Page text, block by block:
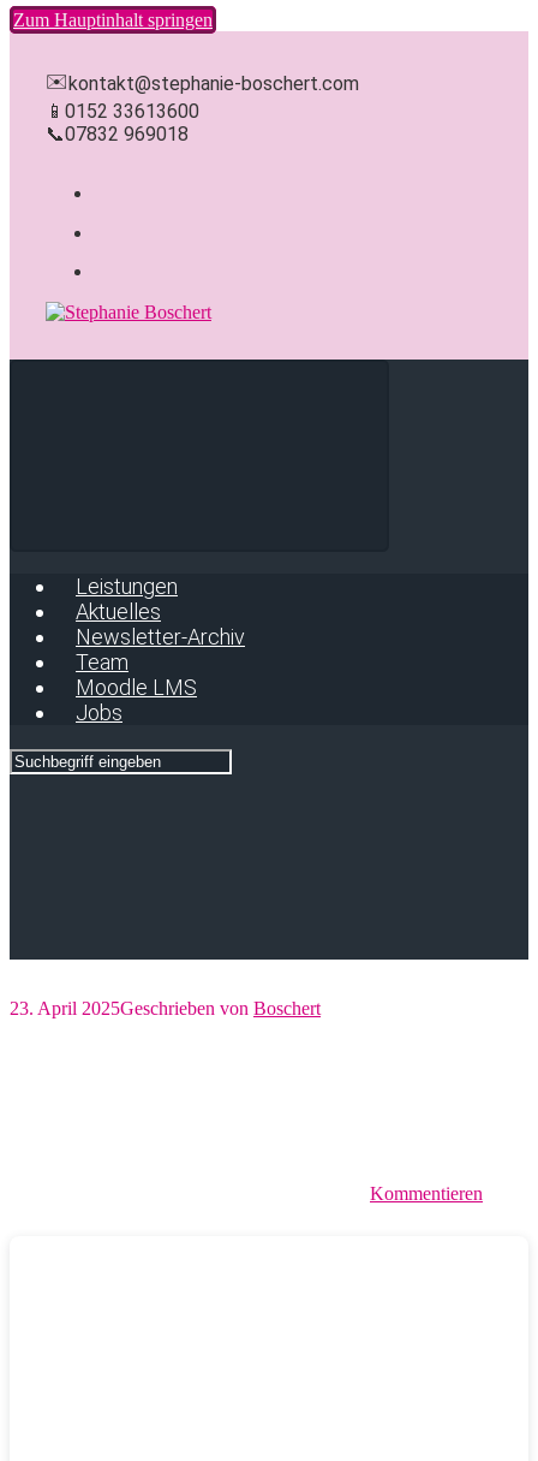
Zum Hauptinhalt springen
✉️kontakt@stephanie-boschert.com
📱 0152 33613600
📞07832 969018
Leistungen
Aktuelles
Newsletter-Archiv
Team
Moodle LMS
Jobs
23. April 2025Geschrieben von Boschert
Kommentieren